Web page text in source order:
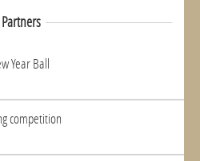
Partners
Year Ball
competition